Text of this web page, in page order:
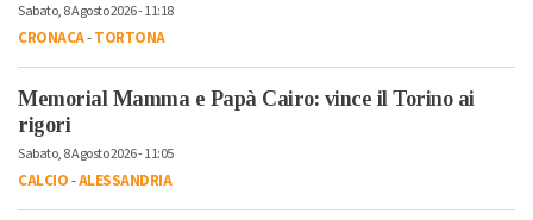
Sabato, 8 Agosto 2026 - 11:18
CRONACA-TORTONA
Memorial Mamma e Papà Cairo: vince il Torino ai
rigori
Sabato, 8 Agosto 2026 - 11:05
CALCIO-ALESSANDRIA